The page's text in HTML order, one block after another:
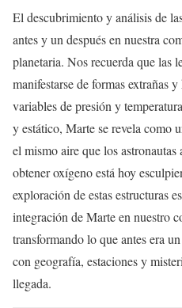
El descubrimiento y análisis de
antes y un después en nuestra
planetaria. Nos recuerda que las
manifestarse de formas extrañas
variables de presión y
y estático, Marte se revela como
el mismo aire que los
obtener oxígeno está hoy
exploración de estas estructuras
integración de Marte en nuestro
transformando lo que antes era
con geografía, estaciones y
llegada.